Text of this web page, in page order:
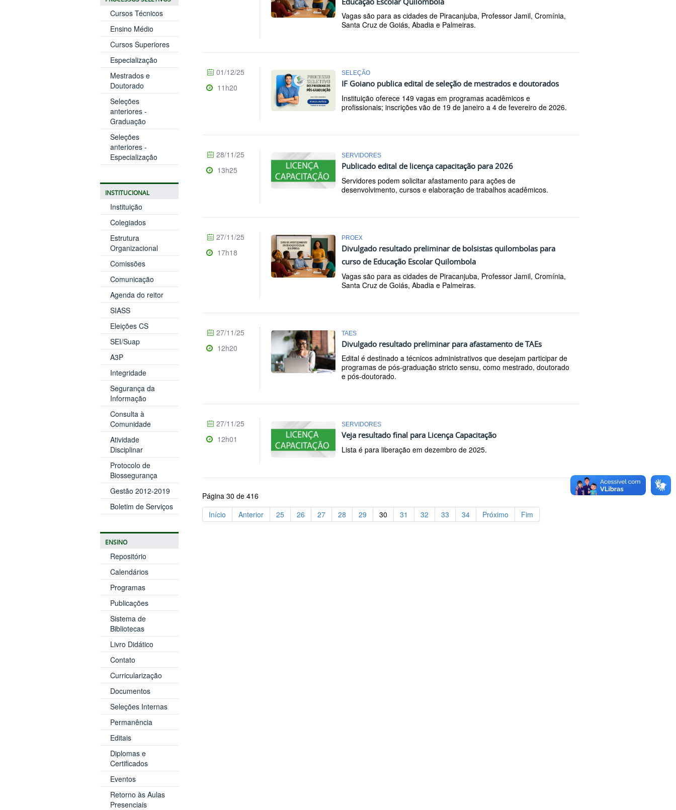
Cursos Técnicos
Ensino Médio
Cursos Superiores
Especialização
Mestrados e
Doutorado
Seleções
anteriores -
Graduação
Seleções
anteriores -
Especialização
INSTITUCIONAL
Instituição
Colegiados
Estrutura
Organizacional
Comissões
Comunicação
Agenda do reitor
SIASS
Eleições CS
SEI/Suap
A3P
Integridade
Segurança da
Informação
Consulta à
Comunidade
Atividade
Disciplinar
Protocolo de
Biossegurança
Gestão 2012-2019
Boletim de Serviços
ENSINO
Repositório
Calendários
Programas
Publicações
Sistema de
Bibliotecas
Livro Didático
Contato
Curricularização
Documentos
Seleções Internas
Permanência
Editais
Diplomas e
Certificados
Eventos
Retorno às Aulas
Presenciais
Vagas são para as cidades de Piracanjuba, Professor Jamil, Cromínia,
Santa Cruz de Goiás, Abadia e Palmeiras.
SELEÇÃO
IF Goiano publica edital de seleção de mestrados e doutorados
Instituição oferece 149 vagas em programas acadêmicos e
profissionais; inscrições vão de 19 de janeiro a 4 de fevereiro de 2026.
01/12/25
11h20
SERVIDORES
Publicado edital de licença capacitação para 2026
Servidores podem solicitar afastamento para ações de
desenvolvimento, cursos e elaboração de trabalhos acadêmicos.
28/11/25
13h25
PROEX
Divulgado resultado preliminar de bolsistas quilombolas para
curso de Educação Escolar Quilombola
Vagas são para as cidades de Piracanjuba, Professor Jamil, Cromínia,
Santa Cruz de Goiás, Abadia e Palmeiras.
27/11/25
17h18
TAES
Divulgado resultado preliminar para afastamento de TAEs
Edital é destinado a técnicos administrativos que desejam participar de
programas de pós-graduação stricto sensu, como mestrado, doutorado
e pós-doutorado.
27/11/25
12h20
SERVIDORES
Veja resultado final para Licença Capacitação
Lista é para liberação em dezembro de 2025.
27/11/25
12h01
Página 30 de 416
Início
Anterior 25 26 27 28 29 30 31 32 33 34 Próximo Fim